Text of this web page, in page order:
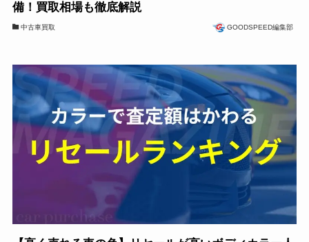
備！買取相場も徹底解説
中古車買取 GOODSPEED編集部